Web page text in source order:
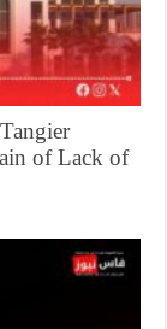
of Lack of